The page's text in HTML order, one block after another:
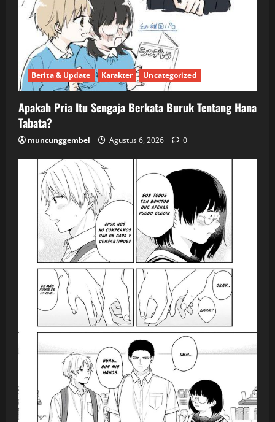
Berita & Update Karakter Uncategorized
Apakah Pria Itu Sengaja Berkata Buruk Tentang Hana
Tabata?
muncunggembel Agustus 6, 2026 0